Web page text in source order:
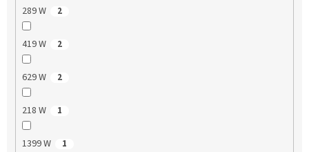
289 W 2
419 W 2
629 W 2
218 W 1
1399 W 1